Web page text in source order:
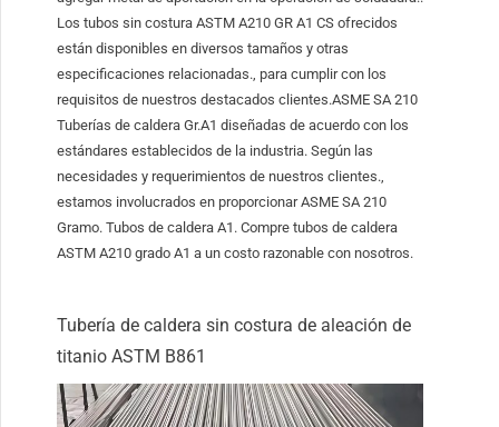
Los tubos sin costura ASTM A210 GR A1 CS ofrecidos
están disponibles en diversos tamaños y otras
especificaciones relacionadas., para cumplir con los
requisitos de nuestros destacados clientes.ASME SA 210
Tuberías de caldera Gr.A1 diseñadas de acuerdo con los
estándares establecidos de la industria. Según las
necesidades y requerimientos de nuestros clientes.,
estamos involucrados en proporcionar ASME SA 210
Gramo. Tubos de caldera A1. Compre tubos de caldera
ASTM A210 grado A1 a un costo razonable con nosotros.
Tubería de caldera sin costura de aleación de
titanio ASTM B861